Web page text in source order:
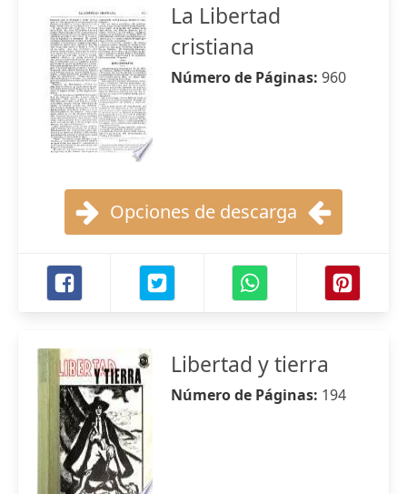
La Libertad
cristiana
Número de Páginas: 960
Opciones de descarga
Libertad y tierra
Número de Páginas: 194